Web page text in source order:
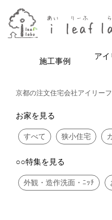
施工事例
アイ
京都の注文住宅会社アイリー
お家を見る
すべて 狭小住宅
○○特集を見る
外観・造作洗面・ﾆｯﾁ